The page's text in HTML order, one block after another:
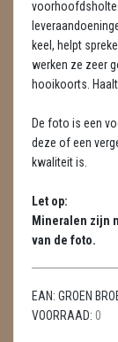
READING EN
RUWE STENEN
SCHEDELS /
SELENIET
SPECIALE
TELEFOON
VLINDERS
keel, helpt
werken ze zeer
hooikoorts.
De foto is een
deze of een
kwaliteit is.
Let op:
Mineralen zijn
van de foto.
EAN: GROEN
VOORRAAD: 0